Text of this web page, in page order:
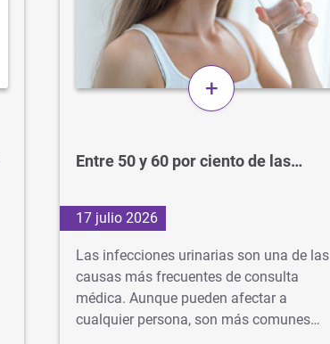
+
Entre 50 y 60 por ciento de las…
17 julio 2026
Las infecciones urinarias son una de las
causas más frecuentes de consulta
médica. Aunque pueden afectar a
cualquier persona, son más comunes…